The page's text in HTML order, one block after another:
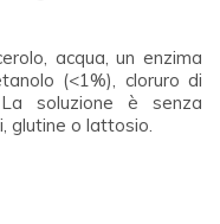
acqua, un enzima
(<1%), cloruro di
soluzione è senza
glutine o lattosio.